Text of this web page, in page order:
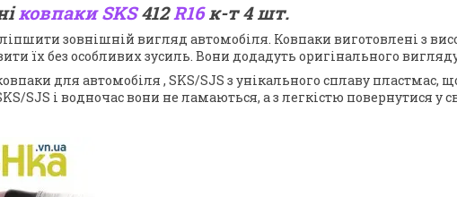
ковпаки SKS412R16к-т 4 шт.
зовнішній вигляд автомобіля. Ковпаки виготовлені з
їх без особливих зусиль. Вони додадуть оригінального
для автомобіля , SKS/SJS з унікального сплаву пластмас,
SJS і водночас вони не ламаються, а з легкістю повернутися у